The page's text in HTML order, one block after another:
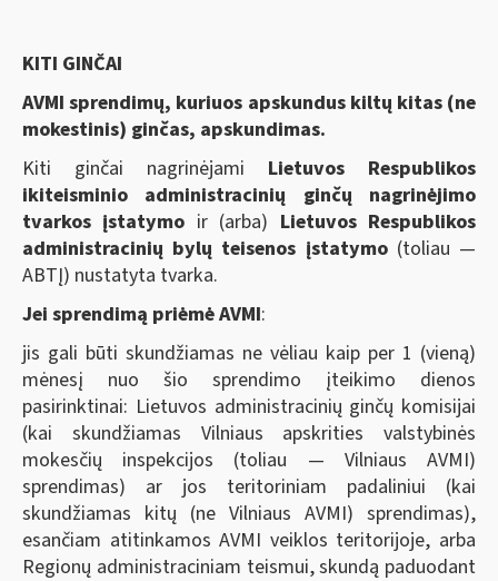
KITI GINČAI
AVMI sprendimų, kuriuos apskundus kiltų kitas (ne
mokestinis) ginčas, apskundimas.
Kiti ginčai nagrinėjami Lietuvos Respublikos
ikiteisminio administracinių ginčų nagrinėjimo
tvarkos įstatymo ir (arba) Lietuvos Respublikos
administracinių bylų teisenos įstatymo(toliau —
ABTĮ) nustatyta tvarka.
Jei sprendimą priėmė AVMI:
jis gali būti skundžiamas ne vėliau kaip per 1 (vieną)
mėnesį nuo šio sprendimo įteikimo dienos
pasirinktinai: Lietuvos administracinių ginčų komisijai
(kai skundžiamas Vilniaus apskrities valstybinės
mokesčių inspekcijos (toliau — Vilniaus AVMI)
sprendimas) ar jos teritoriniam padaliniui (kai
skundžiamas kitų (ne Vilniaus AVMI) sprendimas),
esančiam atitinkamos AVMI veiklos teritorijoje, arba
Regionų administraciniam teismui, skundą paduodant